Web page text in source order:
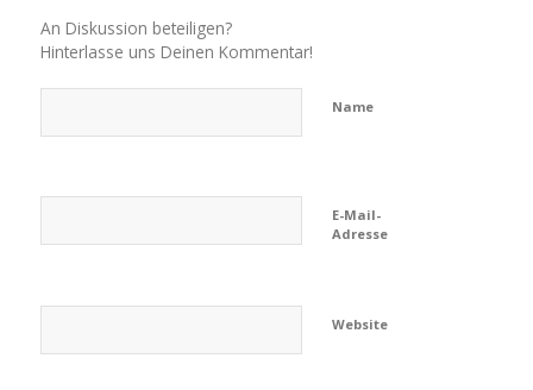
An Diskussion beteiligen?
Hinterlasse uns Deinen Kommentar!
Name
E-Mail-
Adresse
Website